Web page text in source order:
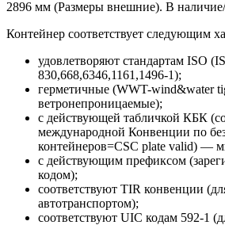
2896 мм (Размеры внешние). В наличие/
Контейнер соответствует следующим
удовлетворяют стандартам ISO
830,668,6346,1161,1496-1);
герметичные (WWT-wind&water
ветронепроницаемые);
с действующей табличкой КБК
международной Конвенции по
контейнеров=CSC plate valid) —
с действующим префиксом
кодом);
соответствуют TIR конвенции
автотранспортом);
соответствуют UIC кодам 592-1